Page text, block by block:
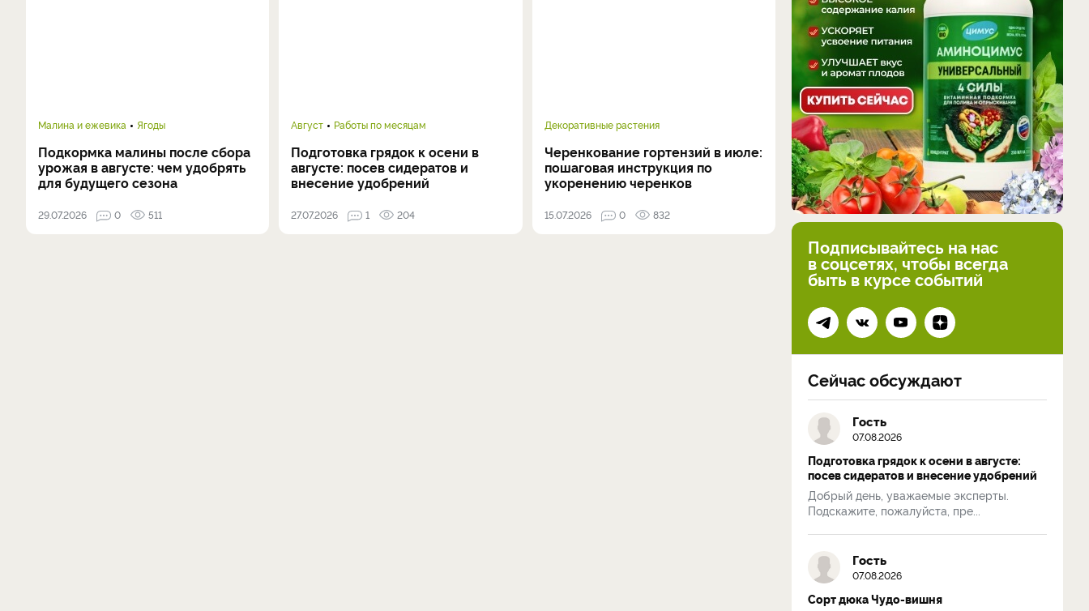
Малина и ежевика Ягоды
Подкормка малины после сбора
урожая в августе: чем удобрять
для будущего сезона
29.07.2026 0 511
Август Работы по месяцам
Подготовка грядок к осени в
августе: посев сидератов и
внесение удобрений
27.07.2026 1 204
Декоративные растения
Черенкование гортензий в июле:
пошаговая инструкция по
укоренению черенков
15.07.2026 0 832
Подписывайтесь на нас
в соцсетях, чтобы всегда
быть в курсе событий
Сейчас обсуждают
Гость
07.08.2026
Подготовка грядок к осени в августе:
посев сидератов и внесение удобрений
Добрый день, уважаемые эксперты.
Подскажите, пожалуйста, пре...
Гость
07.08.2026
Сорт дюка Чудо-вишня